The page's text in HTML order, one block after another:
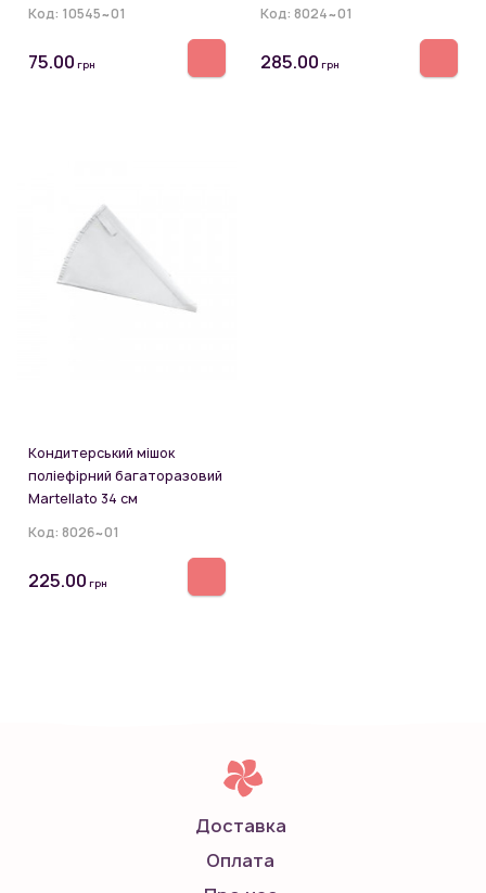
Код: 10545~01
75.00 грн
Код: 8024~01
285.00 грн
Кондитерський мішок
поліефірний багаторазовий
Martellato 34 см
Код: 8026~01
225.00 грн
Доставка
Оплата